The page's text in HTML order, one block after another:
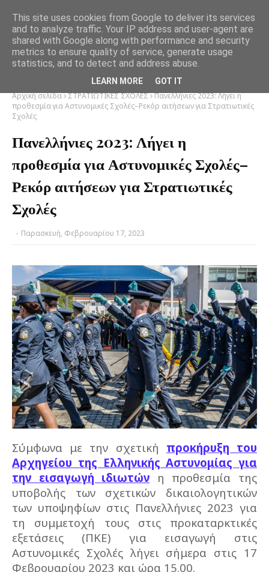
Αρχική σελίδα ΣΤΡΑΤΙΩΤΙΚΕΣ ΣΧΟΛΕΣ Πανελλήνιες 2023: Λήγει η
προθεσμία για Αστυνομικές Σχολές–Ρεκόρ αιτήσεων για Στρατιωτικές
Σχολές
Πανελλήνιες 2023: Λήγει η
προθεσμία για Αστυνομικές Σχολές–
Ρεκόρ αιτήσεων για Στρατιωτικές
Σχολές
- Παρασκευή, Φεβρουαρίου 17, 2023
Σύμφωνα με την σχετική προκήρυξη του
Αρχηγείου της Ελληνικής Αστυνομίας για
την εισαγωγή ιδιωτών η προθεσμία της
υποβολής των σχετικών δικαιολογητικών
των υποψηφίων στις Πανελλήνιες 2023 για
τη συμμετοχή τους στις προκαταρκτικές
εξετάσεις (ΠΚΕ) για εισαγωγή στις
Αστυνομικές Σχολές λήγει σήμερα στις 17
Φεβρουαρίου 2023 και ώρα 15.00.
This site uses cookies from Google to deliver its services
and to analyze traffic. Your IP address and user-agent are
shared with Google along with performance and security
metrics to ensure quality of service, generate usage
statistics, and to detect and address abuse.
LEARN MORE GOT IT